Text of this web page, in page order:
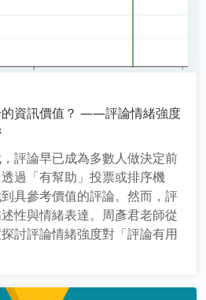
的資訊價值？ ——評論情緒強度
評論早已成為多數人做決定前
過「有幫助」投票或排序機
具參考價值的評論。然而，評
性與情緒表達。周彥君老師從
討評論情緒強度對「評論有用